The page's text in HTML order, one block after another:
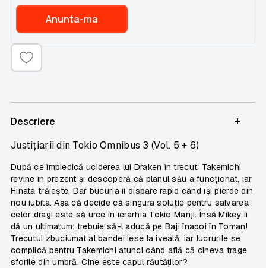
Anunta-ma
Descriere +
Justițiarii din Tokio Omnibus 3 (Vol. 5 + 6)
După ce împiedică uciderea lui Draken în trecut, Takemichi
revine în prezent și descoperă că planul său a funcționat, iar
Hinata trăiește. Dar bucuria îi dispare rapid când își pierde din
nou iubita. Așa că decide că singura soluție pentru salvarea
celor dragi este să urce în ierarhia Tokio Manji. Însă Mikey îi
dă un ultimatum: trebuie să-l aducă pe Baji înapoi în Toman!
Trecutul zbuciumat al bandei iese la iveală, iar lucrurile se
complică pentru Takemichi atunci când află că cineva trage
sforile din umbră. Cine este capul răutăților?